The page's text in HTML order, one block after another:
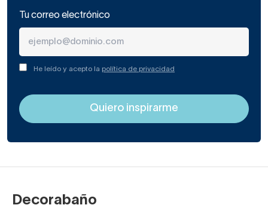
Tu correo electrónico
He leído y acepto la política de privacidad
Decorabaño